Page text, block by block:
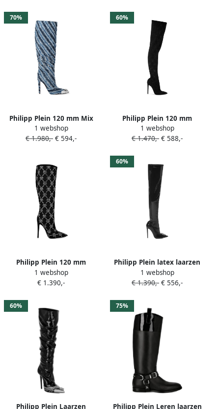
70%
Philipp Plein 120 mm Mix
denim hoge laarzen Blauw
1 webshop
€ 1.980,- € 594,-
60%
Philipp Plein 120 mm
laarzen met monogram-
print Zwart
1 webshop
€ 1.470,- € 588,-
Philipp Plein 120 mm
satijnen laarzen met
monogram-print Zwart
1 webshop
€ 1.390,-
60%
Philipp Plein latex laarzen
Zwart
1 webshop
€ 1.390,- € 556,-
60%
Philipp Plein Laarzen
75%
Philipp Plein Leren laarzen